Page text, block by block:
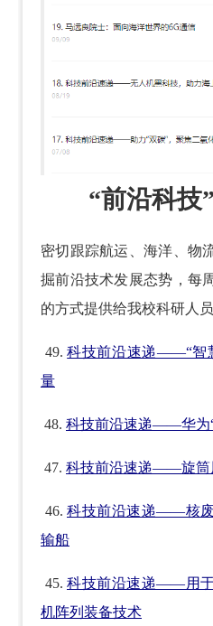
“前沿科技
密切跟踪航运、海洋、物
掘前沿技术发展态势，每
的方式提供给我校科研人员
49.科技前沿速递——“智
量
48. 科技前沿速递——华为
47. 科技前沿速递——旋筒
46. 科技前沿速递——核
输船
45. 科技前沿速递——用于
机阵列装备技术